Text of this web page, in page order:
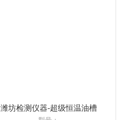
潍坊检测仪器-超级恒温油槽